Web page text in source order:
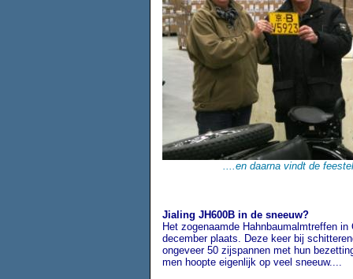
....en daarna vindt de
Jialing JH600B in de sneeuw?
Het zogenaamde Hahnbaumalmtreffen
december plaats. Deze keer bij
ongeveer 50 zijspannen met hun
men hoopte eigenlijk op veel sneeuw....